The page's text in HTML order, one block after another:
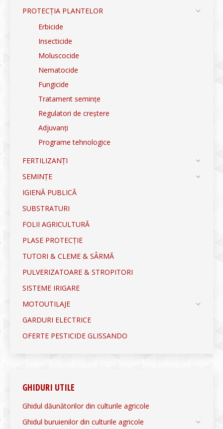
PROTECȚIA PLANTELOR
Erbicide
Insecticide
Moluscocide
Nematocide
Fungicide
Tratament semințe
Regulatori de creștere
Adjuvanți
Programe tehnologice
FERTILIZANȚI
SEMINȚE
IGIENĂ PUBLICĂ
SUBSTRATURI
FOLII AGRICULTURĂ
PLASE PROTECȚIE
TUTORI & CLEME & SÂRMĂ
PULVERIZATOARE & STROPITORI
SISTEME IRIGARE
MOTOUTILAJE
GARDURI ELECTRICE
OFERTE PESTICIDE GLISSANDO
GHIDURI UTILE
Ghidul dăunătorilor din culturile agricole
Ghidul buruienilor din culturile agricole